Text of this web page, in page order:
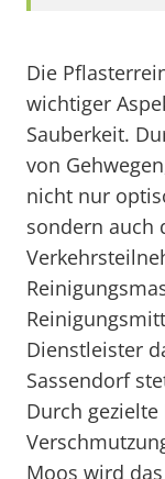
Die
wichtiger
Sauberkeit.
von
nicht nur
sondern auch
Dienstleister
Sassendorf
Durch
Moos wird